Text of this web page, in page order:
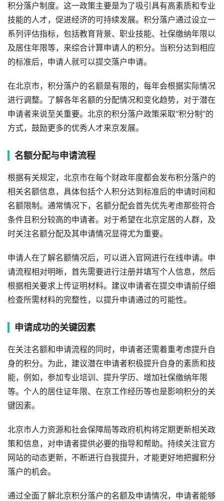
积分落户制度。这一政策主要是为了吸引具有高素质和专业
技能的人才，促进经济的可持续发展。积分落户通过设立一
系列评估指标，包括教育背景、职业技能、社保缴纳年限以
及居住年限等，来综合计算申请人的积分。当积分达到相应
的标准后，申请人就可以提交落户申请。
在北京市，积分落户的名额是有限的，每年会根据实际情况
进行调整。了解各年名额的分配情况和变化趋势，对于潜在
申请者来说至关重要。北京的积分落户政策采取“积分制”的
方式，鼓励更多的优秀人才来京发展。
名额分配与申请流程
根据有关规定，北京市在每个财政年度都会发布积分落户的
相关名额信息，具体包括个人积分达到标准后的申请时间和
名额限制。通常情况下，名额分配会首先优先考虑那些符合
条件且积分较高的申请者。对于希望在北京定居的人群，及
时关注名额分配及其申请情况显得尤为重要。
申请人在了解名额情况后，可以进入官网进行在线申请。申
请流程相对明晰，首先需要进行注册并填写个人信息，然后
根据相关要求上传证明材料。建议申请者在提交申请前仔细
检查所需材料的完整性，以提升申请通过的可能性。
申请成功的关键因素
在关注名额和申请流程的同时，申请者还需着重考虑提升自
身的积分。为此，建议潜在申请者积极提升自身的素质和技
能，例如，参加专业培训、提升学历、增加社保缴纳年限
等。个人的居住证年限、在京工作经历等也是影响积分的关
键因素。
北京市人力资源和社会保障局等政府机构将定期更新相关政
策和信息，对申请者提供必要的指导和帮助。持续关注官方
网站的动态更新，不断进行自我提升，才能更好地把握积分
落户的机会。
通过全面了解北京积分落户的名额及申请情况，申请者能够